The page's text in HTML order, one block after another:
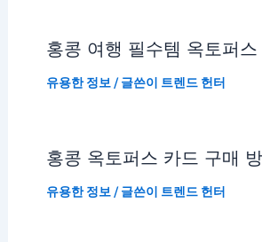
홍콩 여행 필수템 옥토퍼스
유용한 정보 / 글쓴이 트렌드 헌터
홍콩 옥토퍼스 카드 구매
유용한 정보 / 글쓴이 트렌드 헌터